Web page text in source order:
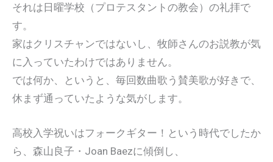
それは日曜学校（プロテスタントの教会）の礼拝で
す。
家はクリスチャンではないし、牧師さんのお説教が気
に入っていたわけではありません。
では何か、というと、毎回数曲歌う賛美歌が好きで、
休まず通っていたような気がします。
高校入学祝いはフォークギター！という時代でしたか
ら、森山良子・Joan Baezに傾倒し、